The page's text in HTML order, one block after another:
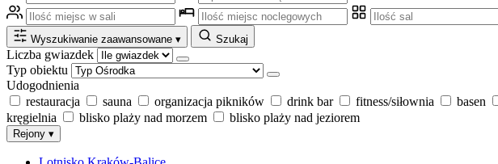
Wyszukiwanie zaawansowane ▾ Szukaj
Liczba gwiazdek
Typ obiektu
Udogodnienia
restauracja
sauna organizacja pikników drink bar fitness/siłownia basen
kręgielnia
blisko plaży nad morzem blisko plaży nad jeziorem
Rejony ▾